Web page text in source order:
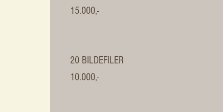
15.000,-
20 BILDEFILER
10.000,-